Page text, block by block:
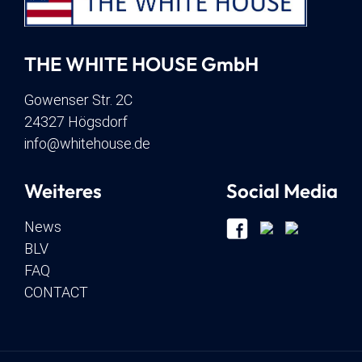
THE WHITE HOUSE GmbH
Gowenser Str. 2C
24327 Högsdorf
info@whitehouse.de
Weiteres
News
BLV
FAQ
CONTACT
Social Media